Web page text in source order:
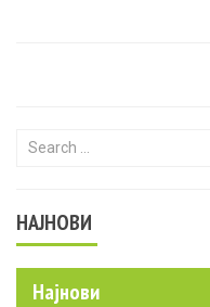
Search for:
НАЈНОВИ
Најнови